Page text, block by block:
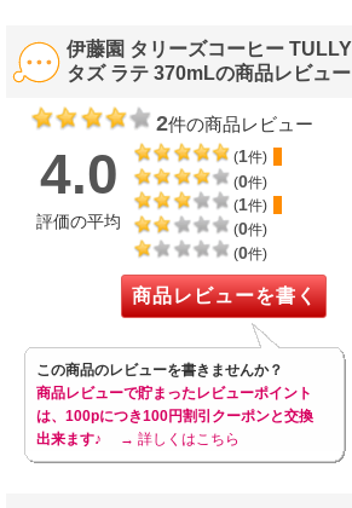
伊藤園 タリーズコーヒー
タズ ラテ 370mLの商品レビュー
2件の商品レビュー
4.0
評価の平均
(1件)
(0件)
(1件)
(0件)
(0件)
商品レビューを書く
この商品のレビューを書きませんか？
商品レビューで貯まったレビューポイント
は、100pにつき100円割引クーポンと交換
出来ます♪
→ 詳しくはこちら